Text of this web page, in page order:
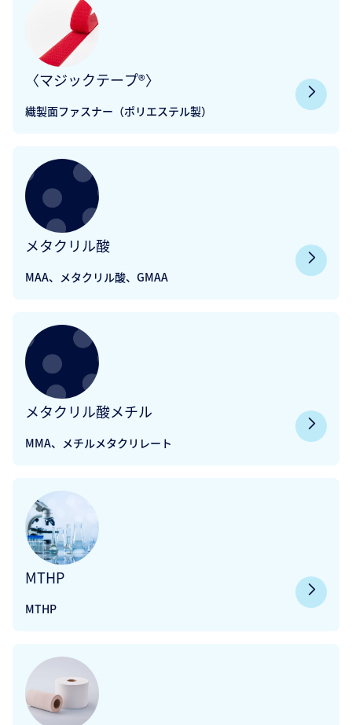
〈マジックテープ®〉
織製面ファスナー（ポリエステル製）
メタクリル酸
MAA、メタクリル酸、GMAA
メタクリル酸メチル
MMA、メチルメタクリレート
MTHP
MTHP